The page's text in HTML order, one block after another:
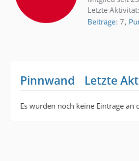
Letzte Aktivität:
Beiträge 7
Pinnwand Letzte
Es wurden noch keine Einträge an